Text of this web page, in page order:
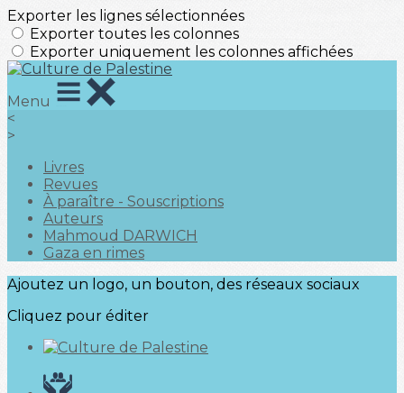
Exporter les lignes sélectionnées
Exporter toutes les colonnes
Exporter uniquement les colonnes affichées
Menu
<
>
Livres
Revues
À paraître - Souscriptions
Auteurs
Mahmoud DARWICH
Gaza en rimes
Ajoutez un logo, un bouton, des réseaux sociaux
Cliquez pour éditer